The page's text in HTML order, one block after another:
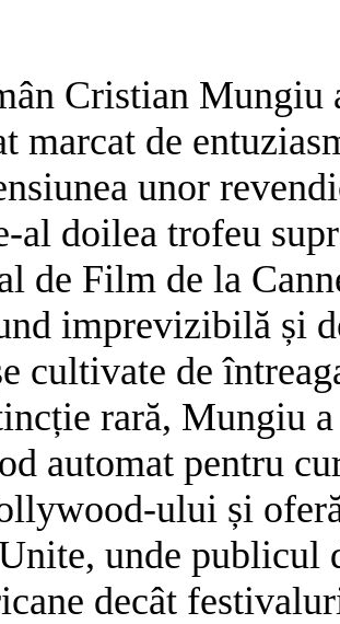
Cristian Mungiu
de
unor
al doilea trofeu
Film de la
imprevizibilă și
cultivate de
rară, Mungiu
automat pentru
ului și
unde publicul
decât